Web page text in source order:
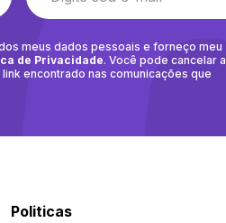
meus dados pessoais e forneço meu
de Privacidade. Você pode cancelar a
encontrado nas comunicações que
Politicas